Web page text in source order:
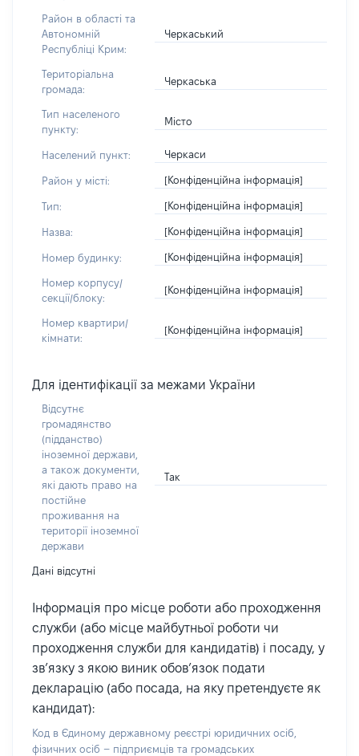
Район в області та
Автономній
Республіці Крим:
Черкаський
Територіальна
громада:
Черкаська
Тип населеного
пункту:
Місто
Населений пункт: Черкаси
Район у місті: [Конфіденційна інформація]
Тип: [Конфіденційна інформація]
Назва: [Конфіденційна інформація]
Номер будинку: [Конфіденційна інформація]
Номер корпусу/
секції/блоку:
[Конфіденційна інформація]
Номер квартири/
кімнати:
[Конфіденційна інформація]
Для ідентифікації за межами України
Відсутнє
громадянство
(підданство)
іноземної держави,
а також документи,
які дають право на
постійне
проживання на
території іноземної
держави
Так
Дані відсутні
Інформація про місце роботи або проходження
служби (або місце майбутньої роботи чи
проходження служби для кандидатів) і посаду, у
зв’язку з якою виник обов’язок подати
декларацію (або посада, на яку претендуєте як
кандидат):
Код в Єдиному державному реєстрі юридичних осіб,
фізичних осіб – підприємців та громадських